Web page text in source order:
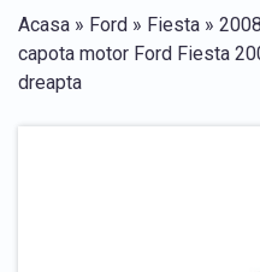
Acasa » Ford » Fiesta »
capota motor Ford Fiesta
dreapta